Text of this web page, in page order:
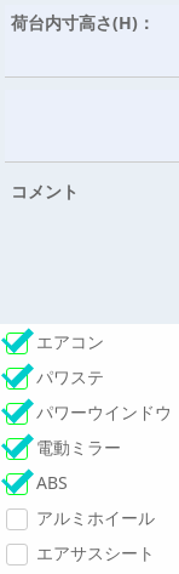
荷台内寸高さ(H)：
コメント
エアコン
パワステ
パワーウインドウ
電動ミラー
ABS
アルミホイール
エアサスシート